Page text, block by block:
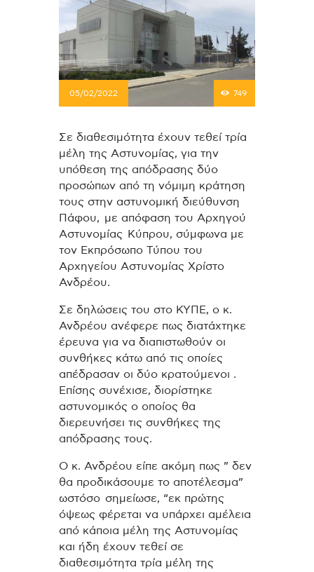
05/02/2022 749
Σε διαθεσιμότητα έχουν τεθεί τρία
μέλη της Αστυνομίας, για την
υπόθεση της απόδρασης δύο
προσώπων από τη νόμιμη κράτηση
τους στην αστυνομική διεύθυνση
Πάφου, με απόφαση του Αρχηγού
Αστυνομίας Κύπρου, σύμφωνα με
τον Εκπρόσωπο Τύπου του
Αρχηγείου Αστυνομίας Χρίστο
Ανδρέου.
Σε δηλώσεις του στο ΚΥΠΕ, ο κ.
Ανδρέου ανέφερε πως διατάχτηκε
έρευνα για να διαπιστωθούν οι
συνθήκες κάτω από τις οποίες
απέδρασαν οι δύο κρατούμενοι .
Επίσης συνέχισε, διορίστηκε
αστυνομικός ο οποίος θα
διερευνήσει τις συνθήκες της
απόδρασης τους.
Ο κ. Ανδρέου είπε ακόμη πως ” δεν
θα προδικάσουμε το αποτέλεσμα”
ωστόσο σημείωσε, “εκ πρώτης
όψεως φέρεται να υπάρχει αμέλεια
από κάποια μέλη της Αστυνομίας
και ήδη έχουν τεθεί σε
διαθεσιμότητα τρία μέλη της